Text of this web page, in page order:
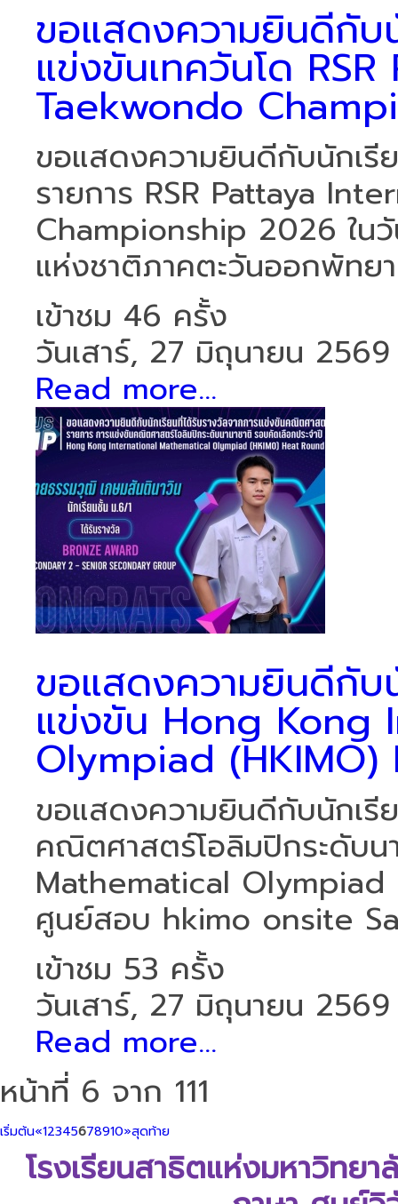
ขอแสดงความยินดีกับ
แข่งขันเทควันโด
Taekwondo
ขอแสดงความยินดีกับนักเรี
รายการ RSR Pattaya
Championship 2026 ใน
แห่งชาติภาคตะวันออกพัทย
เข้าชม 46 ครั้ง
วันเสาร์, 27 มิถุนายน 2569
Read more...
ขอแสดงความยินดีกับ
แข่งขัน Hong Kong
Olympiad
ขอแสดงความยินดีกับนักเรี
คณิตศาสตร์โอลิมปิกระดับ
Mathematical
ศูนย์สอบ hkimo onsite
เข้าชม 53 ครั้ง
วันเสาร์, 27 มิถุนายน 2569
Read more...
หน้าที่ 6 จาก 111
เริ่มต้น«12345678910»สุดท้าย
โรงเรียนสาธิตแห่งมหาวิทย